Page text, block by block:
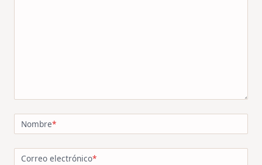
Nombre*
Correo electrónico*